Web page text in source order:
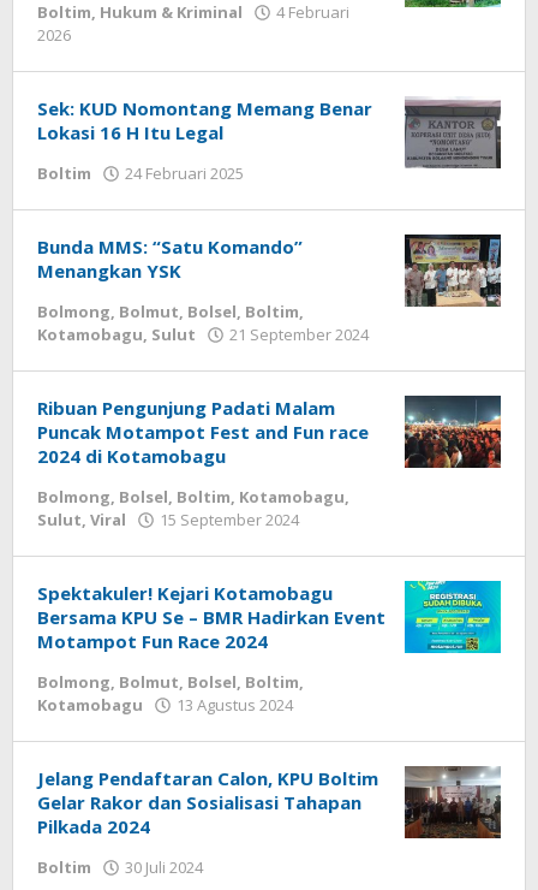
Boltim, Hukum & Kriminal
4 Februari
2026
Sek: KUD Nomontang Memang Benar
Lokasi 16 H Itu Legal
Boltim 24 Februari 2025
Bunda MMS: “Satu Komando”
Menangkan YSK
Bolmong, Bolmut, Bolsel, Boltim,
Kotamobagu, Sulut 21 September 2024
Ribuan Pengunjung Padati Malam
Puncak Motampot Fest and Fun race
2024 di Kotamobagu
Bolmong, Bolsel, Boltim, Kotamobagu,
Sulut, Viral 15 September 2024
Spektakuler! Kejari Kotamobagu
Bersama KPU Se – BMR Hadirkan Event
Motampot Fun Race 2024
Bolmong, Bolmut, Bolsel, Boltim,
Kotamobagu
13 Agustus 2024
Jelang Pendaftaran Calon, KPU Boltim
Gelar Rakor dan Sosialisasi Tahapan
Pilkada 2024
Boltim 30 Juli 2024